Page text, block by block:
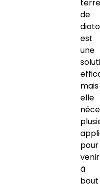
terre
de
est
une
mais
elle
pour
venir
à
bout